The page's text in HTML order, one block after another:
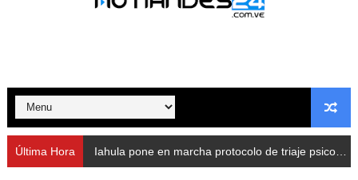
Nevado Gas optimiza servicio residencial en la
Balance semestral impulsa inclusión y atención a
Plan Vacacional Comunitario “Ríe 2026” recorre las
Última Hora Iahula pone en marcha protocolo de triaje psicosocial para atender a rescatistas